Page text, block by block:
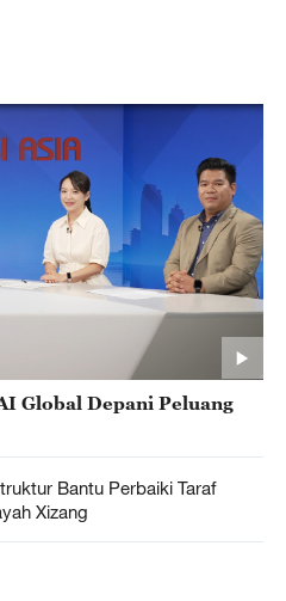
Global Depani Peluang
Bantu Perbaiki Taraf
Xizang